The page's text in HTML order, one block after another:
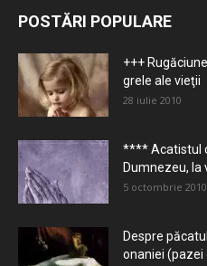
POSTĂRI POPULARE
+++
grele ale vieţii
28 iulie 2010
**** Acatistul
Dumnezeu, la
5 octombrie 2010
Despre
onaniei (pazei